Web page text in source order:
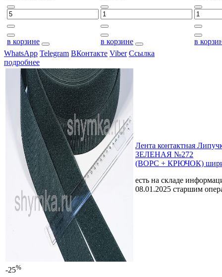
в корзине в корзине
в
WhatsApp Telegram ВКонтакте Viber Ссылка
подробнее
-25%
Лента контактная
ЗЕЛЕНАЯ №272
(ВОРС + КРЮЧОК)
есть на складе
08.01.2025 старшим